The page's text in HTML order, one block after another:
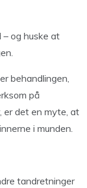
– og huske at
behandlingen,
på
er det en myte, at
i munden.
tandretninger